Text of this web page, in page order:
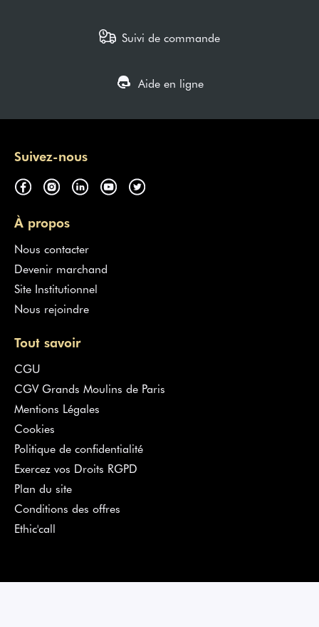
Suivi de commande
Aide en ligne
Suivez-nous
À propos
Nous contacter
Devenir marchand
Site Institutionnel
Nous rejoindre
Tout savoir
CGU
CGV Grands Moulins de Paris
Mentions Légales
Cookies
Politique de confidentialité
Exercez vos Droits RGPD
Plan du site
Conditions des offres
Ethic'call